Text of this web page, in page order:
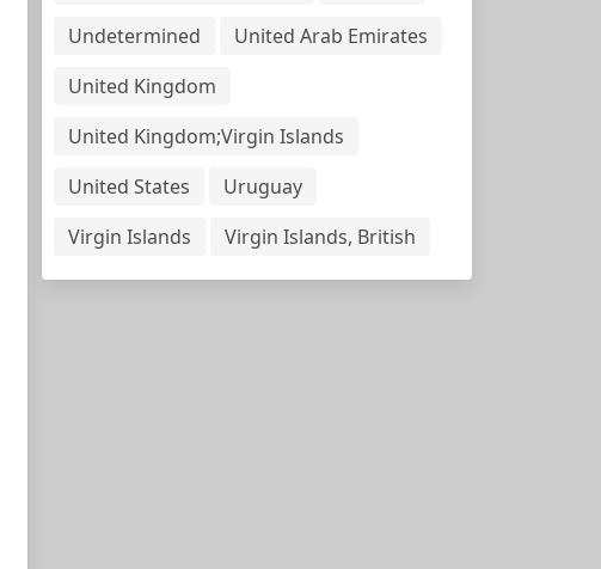
Undetermined
United Arab Emirates
United Kingdom
United Kingdom;Virgin Islands
United States
Uruguay
Virgin Islands
Virgin Islands, British